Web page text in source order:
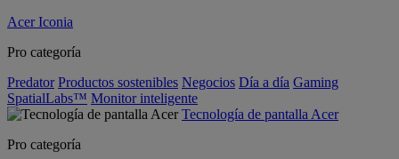
Acer Iconia
Pro categoría
Predator Productos sostenibles Negocios Día a día Gaming
SpatialLabs™ Monitor inteligente
Tecnología de pantalla Acer
Pro categoría